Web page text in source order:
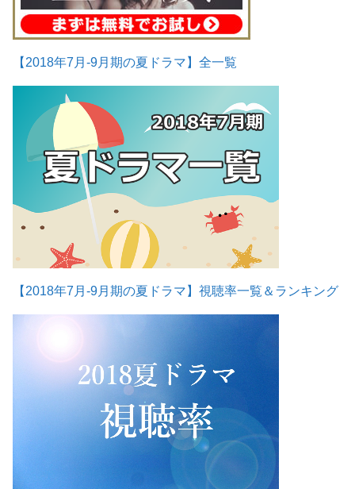
【2018年7月-9月期の夏ドラマ】全一覧
【2018年7月-9月期の夏ドラマ】視聴率一覧＆ランキング